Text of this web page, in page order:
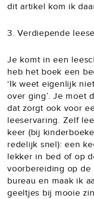
dit artikel kom ik
3. Verdiepende
Je komt in een
heb het boek een
‘Ik weet eigenlijk
over ging’. Je moet
dat zorgt ook voor
leeservaring. Zelf
keer (bij
redelijk snel): een
lekker in bed of op
voorbereiding op de
bureau en maak ik
geeltjes bij mooie